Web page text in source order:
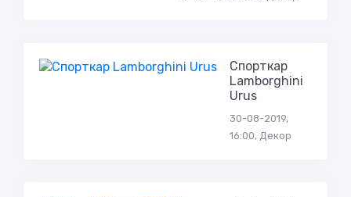
Спорткар
Lamborghini
Urus
30-08-2019,
16:00, Декор